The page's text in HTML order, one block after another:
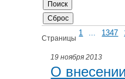
Страницы
1 ... 1347
19 ноября 2013
О